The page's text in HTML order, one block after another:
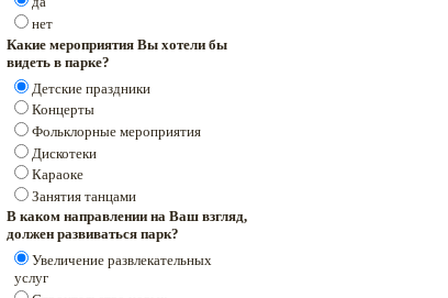
нет
Какие мероприятия Вы хотели бы
видеть в парке?
Детские праздники
Концерты
Фольклорные мероприятия
Дискотеки
Караоке
Занятия танцами
В каком направлении на Ваш взгляд,
должен развиваться парк?
Увеличение развлекательных
услуг